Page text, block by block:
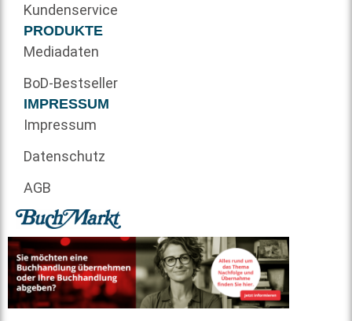
Kundenservice
PRODUKTE
Mediadaten
BoD-Bestseller
IMPRESSUM
Impressum
Datenschutz
AGB